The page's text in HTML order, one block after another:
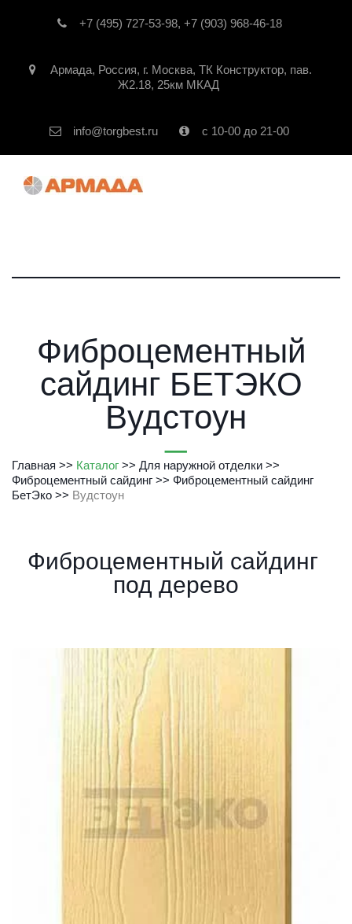
+7 (495) 727-53-98, +7 (903) 968-46-18
Армада, Россия, г. Москва, ТК Конструктор, пав.
Ж2.18, 25км МКАД
info@torgbest.ru с 10-00 до 21-00
Фиброцементный
сайдинг БЕТЭКО
Вудстоун
Главная >> Каталог >> Для наружной отделки
Фиброцементный сайдинг >> Фиброцементный сайдинг
БетЭко >> Вудстоун
Фиброцементный сайдинг
под дерево